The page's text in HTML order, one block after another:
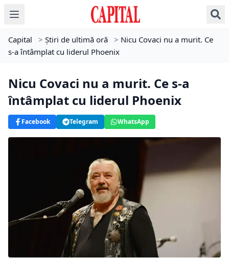
Capital > Știri de ultimă oră > Nicu Covaci nu a murit. Ce
s-a întâmplat cu liderul Phoenix
Nicu Covaci nu a murit. Ce s-a
întâmplat cu liderul Phoenix
Facebook Telegram WhatsApp